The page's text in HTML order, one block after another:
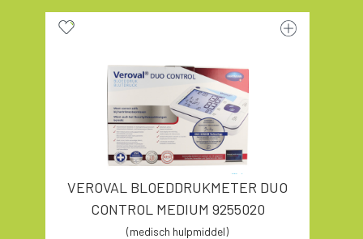
VEROVAL BLOEDDRUKMETER DUO
CONTROL MEDIUM 9255020
(medisch hulpmiddel)